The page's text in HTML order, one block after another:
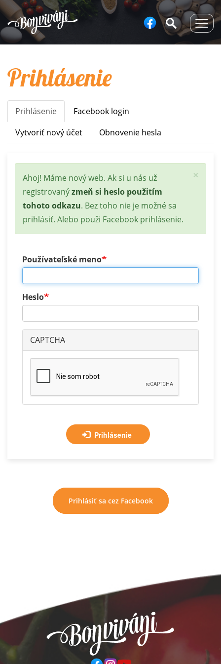
Prihlásenie
Primary
tabs
Prihlásenie (aktívna
karta)
Facebook login
Vytvoriť nový účet
Obnovenie hesla
×
Stavová
správa
Ahoj! Máme nový web. Ak si u nás už
registrovanýzmeň si heslo použitím
tohoto odkazu. Bez toho nie je možné sa
prihlásiť. Alebo použi Facebook prihlásenie.
Používateľské meno
Heslo
CAPTCHA
Prihlásenie
Prihlásiť sa cez Facebook